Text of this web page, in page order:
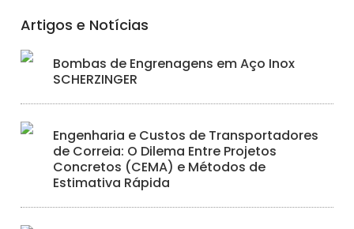
Artigos e Notícias
Bombas de Engrenagens em Aço Inox
SCHERZINGER
Engenharia e Custos de Transportadores
de Correia: O Dilema Entre Projetos
Concretos (CEMA) e Métodos de
Estimativa Rápida